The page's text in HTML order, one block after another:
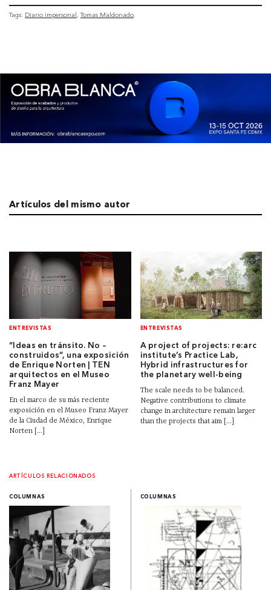
Tags: Diario impersonal Tomas Maldonado
Artículos del mismo autor
ENTREVISTAS
“Ideas en tránsito. No –
construidos”, una exposición
de Enrique Norten | TEN
arquitectos en el Museo
Franz Mayer
En el marco de su más reciente
exposición en el Museo Franz Mayer
de la Ciudad de México, Enrique
Norten [...]
ENTREVISTAS
A project of projects: re:arc
institute’s Practice Lab,
Hybrid infrastructures for
the planetary well-being
The scale needs to be balanced.
Negative contributions to climate
change in architecture remain larger
than the projects that aim [...]
ARTÍCULOS RELACIONADOS
COLUMNAS COLUMNAS